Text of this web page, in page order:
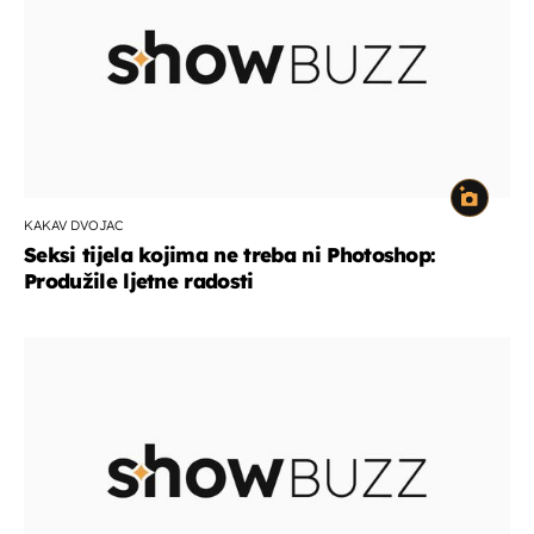
KAKAV DVOJAC
Seksi tijela kojima ne treba ni Photoshop:
Produžile ljetne radosti